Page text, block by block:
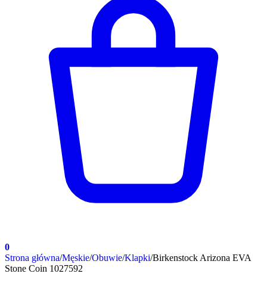
0
Strona główna/Męskie/Obuwie/Klapki/Birkenstock Arizona EVA
Stone Coin 1027592